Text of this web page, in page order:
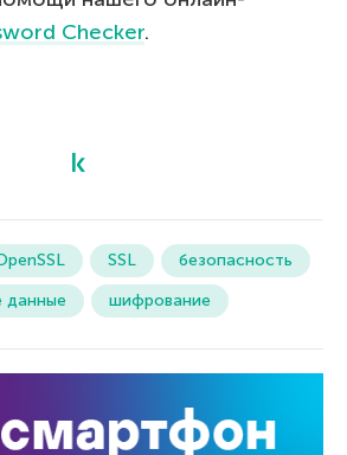
Checker.
SSL
безопасность
данные
шифрование